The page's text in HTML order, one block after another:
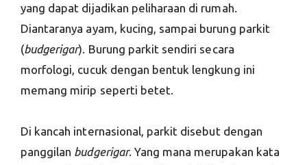
yang dapat dijadikan peliharaan di rumah.
Diantaranya ayam, kucing, sampai burung parkit
(budgerigar). Burung parkit sendiri secara
morfologi, cucuk dengan bentuk lengkung ini
memang mirip seperti betet.
Di kancah internasional, parkit disebut dengan
panggilan budgerigar. Yang mana merupakan kata